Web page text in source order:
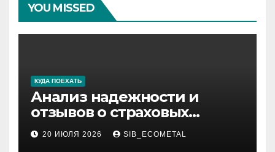
YOU MISSED
КУДА ПОЕХАТЬ
Анализ надежности и
отзывов о страховых
компаниях по итогам 2026
года
20 ИЮЛЯ 2026 SIB_ECOMETAL